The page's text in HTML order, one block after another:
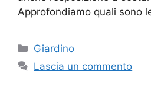
Approfondiamo quali sono
Categorie
Giardino
Lascia un commento